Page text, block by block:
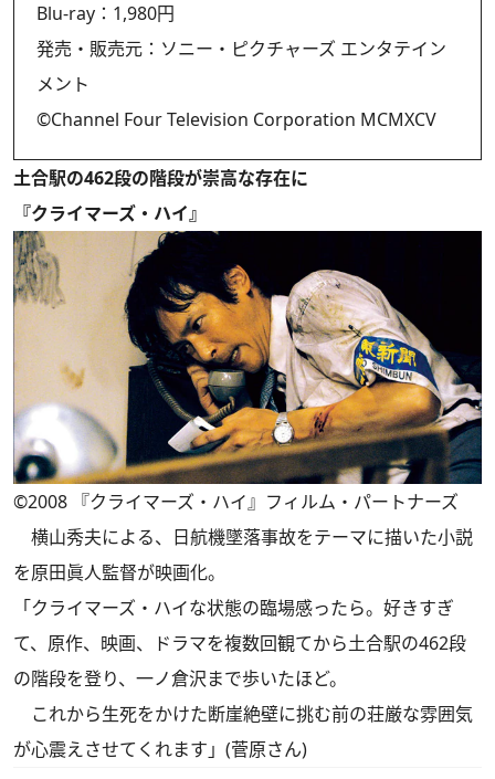
Blu-ray：1,980円
発売・販売元：ソニー・ピクチャーズ エンタテイン
メント
©Channel Four Television Corporation MCMXCV
土合駅の462段の階段が崇高な存在に
『クライマーズ・ハイ』
©2008 『クライマーズ・ハイ』フィルム・パートナーズ
横山秀夫による、日航機墜落事故をテーマに描いた小説
を原田眞人監督が映画化。
「クライマーズ・ハイな状態の臨場感ったら。好きすぎ
て、原作、映画、ドラマを複数回観てから土合駅の462段
の階段を登り、一ノ倉沢まで歩いたほど。
これから生死をかけた断崖絶壁に挑む前の荘厳な雰囲気
が心震えさせてくれます」(菅原さん)